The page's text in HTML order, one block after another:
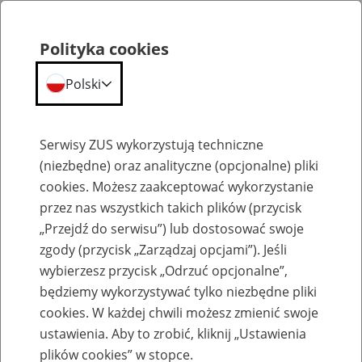
Emerytury
Baza zlikwidowanych lub
przekształconych zakładów pracy
Polityka cookies
Polski
Serwisy ZUS wykorzystują techniczne
(niezbędne) oraz analityczne (opcjonalne) pliki
cookies. Możesz zaakceptować wykorzystanie
przez nas wszystkich takich plików (przycisk
„Przejdź do serwisu”) lub dostosować swoje
zgody (przycisk „Zarządzaj opcjami”). Jeśli
wybierzesz przycisk „Odrzuć opcjonalne”,
będziemy wykorzystywać tylko niezbędne pliki
cookies. W każdej chwili możesz zmienić swoje
ustawienia. Aby to zrobić, kliknij „Ustawienia
plików cookies” w stopce.